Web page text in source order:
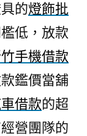
的燈飾批
低，放款
手機借款
鑑價當舖
借款的超
營團隊的